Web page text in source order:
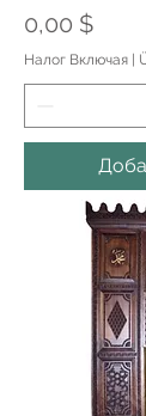
Цена
0,00 $
Налог Включая |